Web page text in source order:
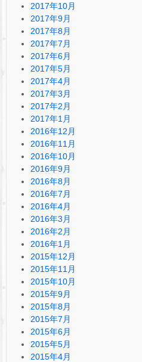
2017年10月
2017年9月
2017年8月
2017年7月
2017年6月
2017年5月
2017年4月
2017年3月
2017年2月
2017年1月
2016年12月
2016年11月
2016年10月
2016年9月
2016年8月
2016年7月
2016年4月
2016年3月
2016年2月
2016年1月
2015年12月
2015年11月
2015年10月
2015年9月
2015年8月
2015年7月
2015年6月
2015年5月
2015年4月